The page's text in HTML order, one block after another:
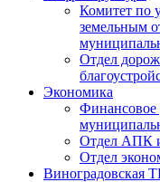
Комитет по
земельным
Отдел
Экономика
Финансовое
Отдел АПК
Отдел
Виноградовская